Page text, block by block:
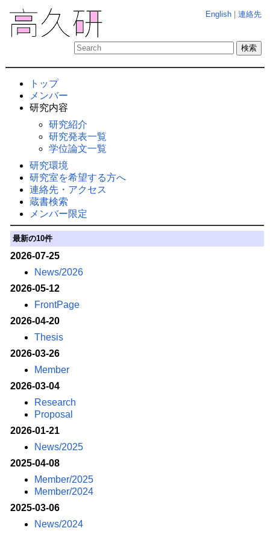
English |連絡先
トップ
メンバー
研究内容
研究紹介
研究発表一覧
学位論文一覧
研究環境
研究室を希望する方へ
連絡先・アクセス
蔵書検索
メンバー限定
最新の10件
2026-07-25
News/2026
2026-05-12
FrontPage
2026-04-20
Thesis
2026-03-26
Member
2026-03-04
Research
Proposal
2026-01-21
News/2025
2025-04-08
Member/2025
Member/2024
2025-03-06
News/2024